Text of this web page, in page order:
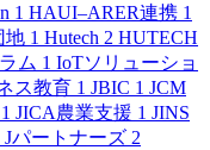
1 HAUI–ARER連携 1
地 1 Hutech 2 HUTECH
ム 1 IoTソリューショ
ス教育 1 JBIC 1 JCM
1 JICA農業支援 1 JINS
Jパートナーズ 2